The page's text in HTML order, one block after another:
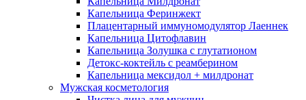
Капельница Феринжект
Плацентарный иммуномодулятор Лаеннек
Капельница Цитофлавин
Капельница Золушка с глутатионом
Детокс-коктейль с реамберином
Капельница мексидол + милдронат
Мужская косметология